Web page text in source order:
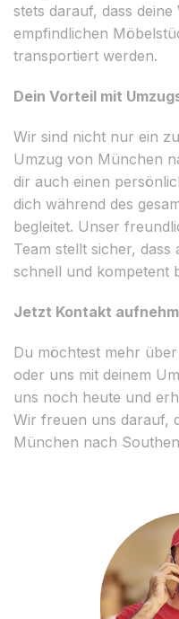
stets darauf, dass
empfindlichen
transportiert werden.
Dein Vorteil mit
Wir sind nicht nur ein
Umzug von München
dir auch einen
dich während des
begleitet. Unser
Team stellt sicher,
schnell und kompetent
Jetzt Kontakt
Du möchtest mehr
oder uns mit deinem
uns noch heute und
Wir freuen uns darauf,
München nach